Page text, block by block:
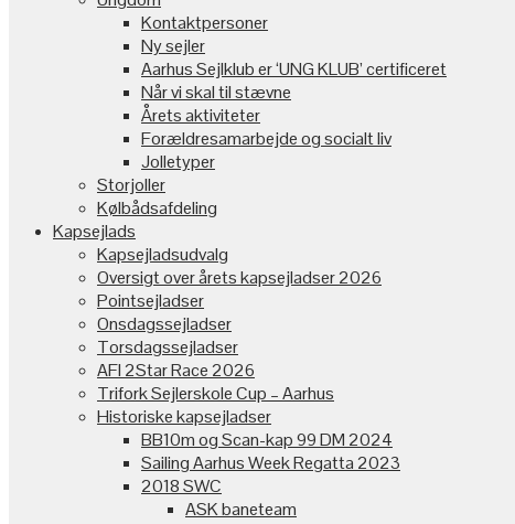
Kontaktpersoner
Ny sejler
Aarhus Sejlklub er ‘UNG KLUB’ certificeret
Når vi skal til stævne
Årets aktiviteter
Forældresamarbejde og socialt liv
Jolletyper
Storjoller
Kølbådsafdeling
Kapsejlads
Kapsejladsudvalg
Oversigt over årets kapsejladser 2026
Pointsejladser
Onsdagssejladser
Torsdagssejladser
AFI 2Star Race 2026
Trifork Sejlerskole Cup – Aarhus
Historiske kapsejladser
BB10m og Scan-kap 99 DM 2024
Sailing Aarhus Week Regatta 2023
2018 SWC
ASK baneteam